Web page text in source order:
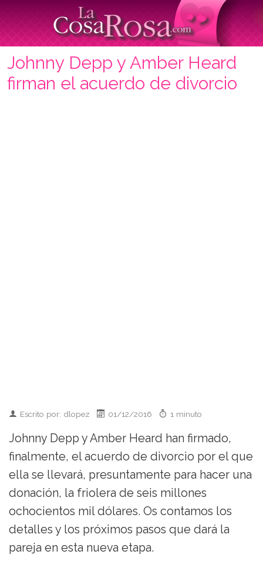
Johnny Depp y Amber Heard
firman el acuerdo de divorcio
Escrito por: dlopez 01/12/2016 1 minuto
Johnny Depp y Amber Heard han firmado,
finalmente, el acuerdo de divorcio por el que
ella se llevará, presuntamente para hacer una
donación, la friolera de seis millones
ochocientos mil dólares. Os contamos los
detalles y los próximos pasos que dará la
pareja en esta nueva etapa.